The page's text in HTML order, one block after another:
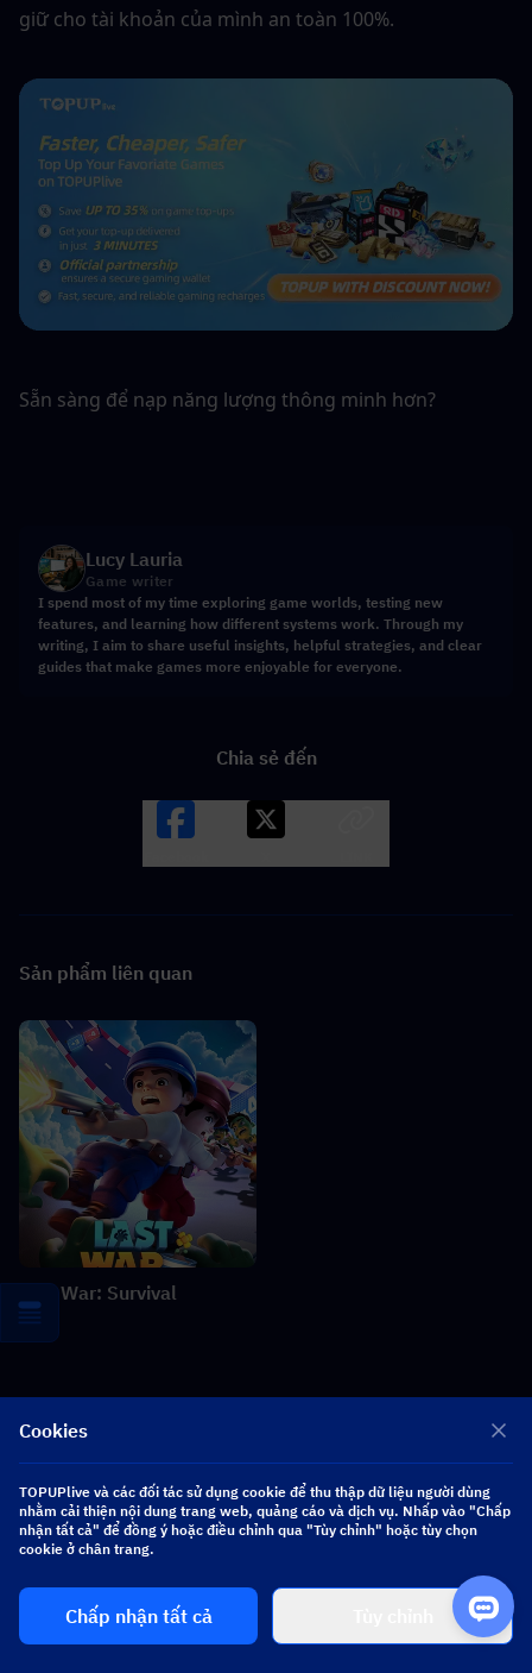
giữ cho tài khoản của mình an toàn 100%.
Sẵn sàng để nạp năng lượng thông minh hơn?
Lucy Lauria
Game writer
I spend most of my time exploring game worlds, testing new
features, and learning how different systems work. Through my
writing, I aim to share useful insights, helpful strategies, and clear
guides that make games more enjoyable for everyone.
Chia sẻ đến
Sản phẩm liên quan
Last War: Survival
Hợp tác Heartopia × Dave the Diver: Hướng dẫn về Van lặn &
Phần thưởng
Rò rỉ Zenless Zone Zero 3.2 Claret: Bộ kỹ năng, Nguyên liệu, W-
Hướng dẫn sự kiện Where Winds Meet Summer Spree: Lối chơi,
Nhiệm vụ và Phần thưởng
Cookies
TOPUPlive và các đối tác sử dụng cookie để thu thập dữ liệu người dùng
nhằm cải thiện nội dung trang web, quảng cáo và dịch vụ. Nhấp vào "Chấp
nhận tất cả" để đồng ý hoặc điều chỉnh qua "Tùy chỉnh" hoặc tùy chọn
cookie ở chân trang.
Chấp nhận tất cả